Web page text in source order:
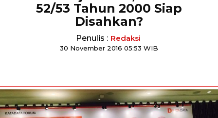
52/53 Tahun 2000 Siap
Disahkan?
Penulis : Redaksi
30 November 2016 05:53 WIB